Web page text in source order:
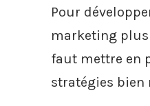
Pour
marketing
faut mettre en
stratégies bien